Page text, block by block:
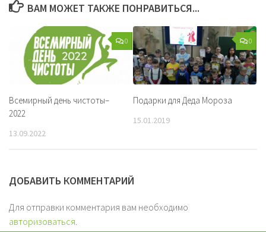
ВАМ МОЖЕТ ТАКЖЕ ПОНРАВИТЬСЯ...
0
Всемирный день чистоты–
2022
13.09.2022
0
Подарки для Деда Мороза
15.01.2019
ДОБАВИТЬ КОММЕНТАРИЙ
Для отправки комментария вам необходимо
авторизоваться.